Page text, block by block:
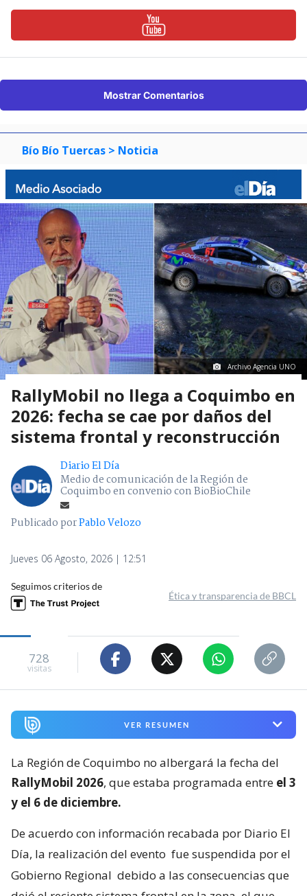
Mostrar Comentarios
Bío Bío Tuercas > Noticia
Archivo Agencia UNO
RallyMobil no llega a Coquimbo en
2026: fecha se cae por daños del
sistema frontal y reconstrucción
Diario El Día
Medio de comunicación de la Región de
Coquimbo en convenio con BioBioChile
Publicado porPablo Velozo
Jueves 06 Agosto, 2026 | 12:51
Seguimos criterios de
Ética y transparencia de BBCL
728
visitas
VER RESUMEN
La Región de Coquimbo no albergará la fecha del
RallyMobil 2026, que estaba programada entre el 3
y el 6 de diciembre.
De acuerdo con información recabada por Diario El
Día, la realización del evento fue suspendida por el
Gobierno Regional debido a las consecuencias que